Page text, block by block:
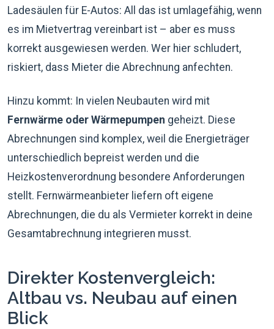
Ladesäulen für E-Autos: All das ist umlagefähig, wenn
es im Mietvertrag vereinbart ist – aber es muss
korrekt ausgewiesen werden. Wer hier schludert,
riskiert, dass Mieter die Abrechnung anfechten.
Hinzu kommt: In vielen Neubauten wird mit
Fernwärme oder Wärmepumpen geheizt. Diese
Abrechnungen sind komplex, weil die Energieträger
unterschiedlich bepreist werden und die
Heizkostenverordnung besondere Anforderungen
stellt. Fernwärmeanbieter liefern oft eigene
Abrechnungen, die du als Vermieter korrekt in deine
Gesamtabrechnung integrieren musst.
Direkter Kostenvergleich:
Altbau vs. Neubau auf einen
Blick